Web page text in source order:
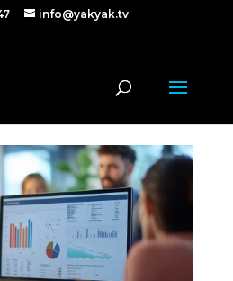
info@yakyak.tv